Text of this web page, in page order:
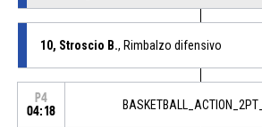
10, Stroscio B., Rimbalzo difensivo
P4
04:18